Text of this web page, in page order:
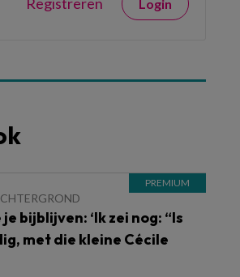
Login
bijblijven: ‘Ik zei nog: “Is
met die kleine Cécile